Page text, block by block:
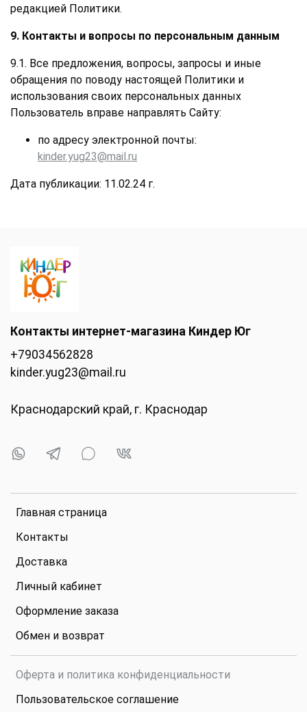
редакцией Политики.
9. Контакты и вопросы по персональным данным
9.1. Все предложения, вопросы, запросы и иные
обращения по поводу настоящей Политики и
использования своих персональных данных
Пользователь вправе направлять Сайту:
по адресу электронной почты:
kinder.yug23@mail.ru
Дата публикации: 11.02.24 г.
Главная страница
Контакты
Доставка
Личный кабинет
Оформление заказа
Обмен и возврат
Оферта и политика конфиденциальности
Пользовательское соглашение
Контакты интернет-магазина Киндер Юг
+79034562828
kinder.yug23@mail.ru
Краснодарский край, г. Краснодар